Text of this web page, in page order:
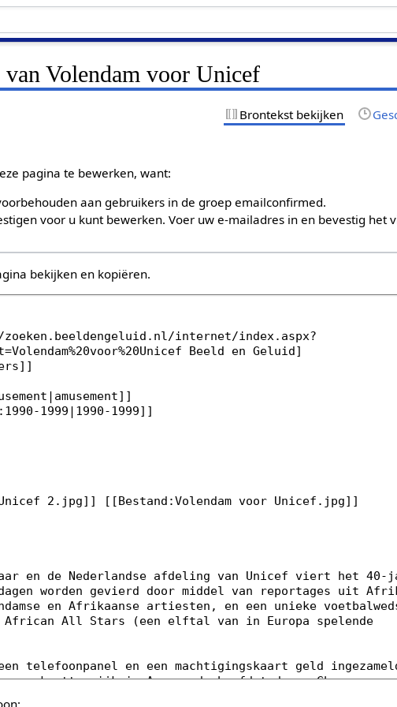
Volendam voor Unicef
Brontekst bekijken
pagina te bewerken, want:
aan gebruikers in de groep emailconfirmed.
voor u kunt bewerken. Voer uw e-mailadres in en bevestig het
bekijken en kopiëren.